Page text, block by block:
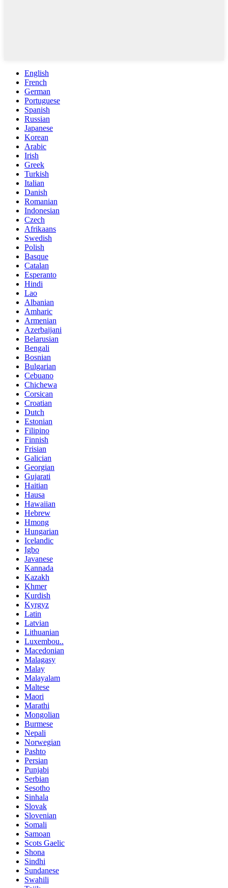
English
French
German
Portuguese
Spanish
Russian
Japanese
Korean
Arabic
Irish
Greek
Turkish
Italian
Danish
Romanian
Indonesian
Czech
Afrikaans
Swedish
Polish
Basque
Catalan
Esperanto
Hindi
Lao
Albanian
Amharic
Armenian
Azerbaijani
Belarusian
Bengali
Bosnian
Bulgarian
Cebuano
Chichewa
Corsican
Croatian
Dutch
Estonian
Filipino
Finnish
Frisian
Galician
Georgian
Gujarati
Haitian
Hausa
Hawaiian
Hebrew
Hmong
Hungarian
Icelandic
Igbo
Javanese
Kannada
Kazakh
Khmer
Kurdish
Kyrgyz
Latin
Latvian
Lithuanian
Luxembou..
Macedonian
Malagasy
Malay
Malayalam
Maltese
Maori
Marathi
Mongolian
Burmese
Nepali
Norwegian
Pashto
Persian
Punjabi
Serbian
Sesotho
Sinhala
Slovak
Slovenian
Somali
Samoan
Scots Gaelic
Shona
Sindhi
Sundanese
Swahili